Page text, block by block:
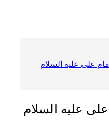
علی عليه السلام
عليه السلام